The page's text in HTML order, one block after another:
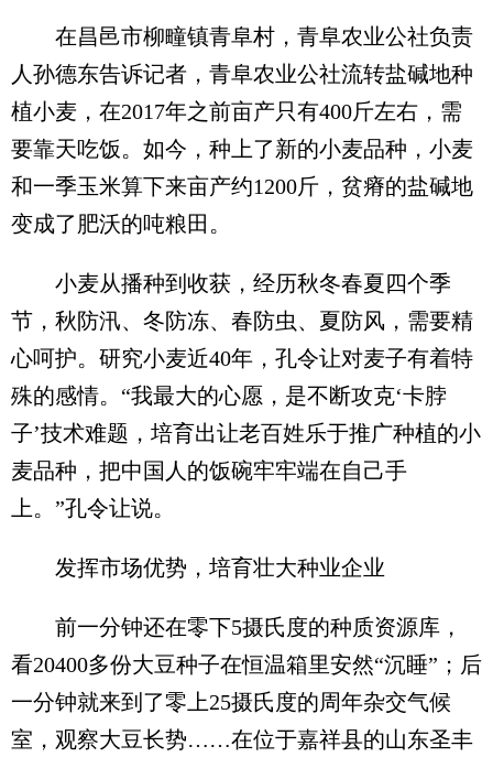
在昌邑市柳疃镇青阜村，青阜农业公社负责
人孙德东告诉记者，青阜农业公社流转盐碱地种
植小麦，在2017年之前亩产只有400斤左右，需
要靠天吃饭。如今，种上了新的小麦品种，小麦
和一季玉米算下来亩产约1200斤，贫瘠的盐碱地
变成了肥沃的吨粮田。
小麦从播种到收获，经历秋冬春夏四个季
节，秋防汛、冬防冻、春防虫、夏防风，需要精
心呵护。研究小麦近40年，孔令让对麦子有着特
殊的感情。“我最大的心愿，是不断攻克‘卡脖
子’技术难题，培育出让老百姓乐于推广种植的小
麦品种，把中国人的饭碗牢牢端在自己手
上。”孔令让说。
发挥市场优势，培育壮大种业企业
前一分钟还在零下5摄氏度的种质资源库，
看20400多份大豆种子在恒温箱里安然“沉睡”；后
一分钟就来到了零上25摄氏度的周年杂交气候
室，观察大豆长势……在位于嘉祥县的山东圣丰